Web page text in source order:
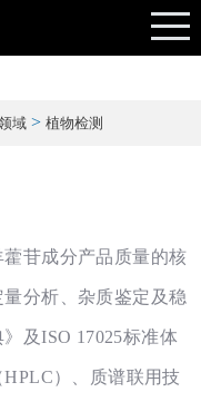
域 > 植物检测
苷成分产品质量的核
分析、杂质鉴定及稳
及ISO 17025标准体
）、质谱联用技